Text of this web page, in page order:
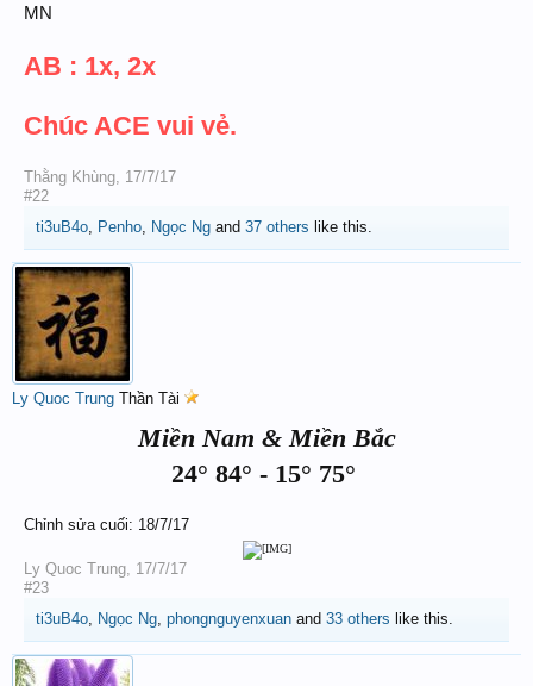
MN
AB : 1x, 2x
Chúc ACE vui vẻ.
Thằng Khùng, 17/7/17
#22
ti3uB4o, Penho, Ngọc Ng and 37 others like this.
Ly Quoc Trung Thần Tài
Miền Nam & Miền Bắc
24° 84° - 15° 75°
Chỉnh sửa cuối: 18/7/17
Ly Quoc Trung, 17/7/17
#23
ti3uB4o, Ngọc Ng, phongnguyenxuan and 33 others like this.